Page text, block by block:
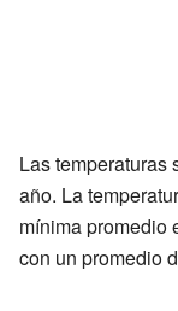
Las temperaturas
año. La
mínima promedio
con un promedio